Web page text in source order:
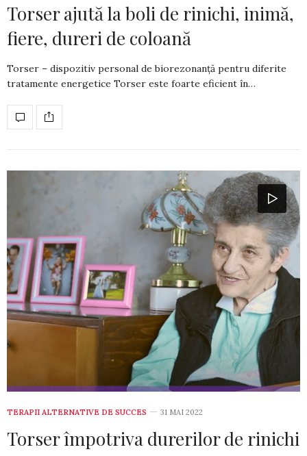
Torser ajută la boli de rinichi, inimă,
fiere, dureri de coloană
Torser – dispozitiv personal de biorezonanță pentru diferite
tratamente energetice Torser este foarte eficient în…
TERAPII ALTERNATIVE DE SUCCES 31 MAI 2022
Torser împotriva durerilor de rinichi